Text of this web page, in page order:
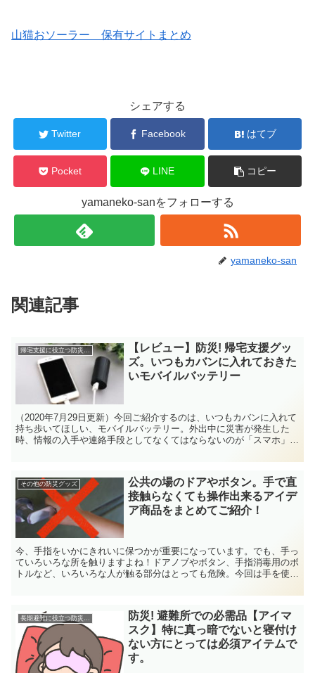
山猫おソーラー 保有サイトまとめ
シェアする
Twitter Facebook はてブ
Pocket LINE コピー
yamaneko-sanをフォローする
yamaneko-san
関連記事
【レビュー】防災! 帰宅支援グッ
ズ。いつもカバンに入れておきた
いモバイルバッテリー
（2020年7月29日更新）今回ご紹介するのは、いつもカバンに入れて
持ち歩いてほしい、モバイルバッテリー。外出中に災害が発生した
時、情報の入手や連絡手段としてなくてはならないのが「スマホ」で
使えるように、小型の電池（モバイルバッテリー）を鞄に入れておく
いに最適なモバイルバッテリーを2種ご紹介します。
その他の防災グッズ
公共の場のドアやボタン。手で直
接触らなくても操作出来るアイデ
ア商品をまとめてご紹介！
今、手指をいかにきれいに保つかが重要になっています。でも、手っ
ていろいろな所を触りますよね！ドアノブやボタン、手指消毒用のボ
トルなど、いろいろな人が触る部分はとっても危険。今回は手を使わ
防災! 避難所での必需品【アイマ
スク】特に真っ暗でないと寝付け
ない方にとっては必須アイテムで
す。